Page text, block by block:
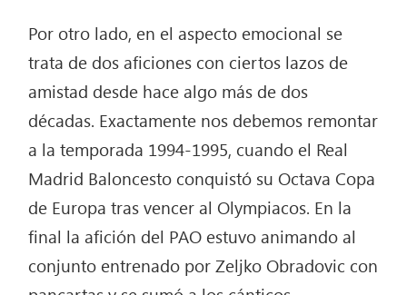
Por otro lado, en el aspecto emocional se
trata de dos aficiones con ciertos lazos de
amistad desde hace algo más de dos
décadas. Exactamente nos debemos remontar
a la temporada 1994-1995, cuando el Real
Madrid Baloncesto conquistó su Octava Copa
de Europa tras vencer al Olympiacos. En la
final la afición del PAO estuvo animando al
conjunto entrenado por Zeljko Obradovic con